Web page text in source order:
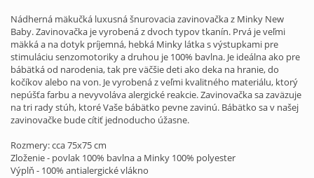
Nádherná mäkučká luxusná šnurovacia zavinovačka z Minky New
Baby. Zavinovačka je vyrobená z dvoch typov tkanín. Prvá je veľmi
mäkká a na dotyk príjemná, hebká Minky látka s výstupkami pre
stimuláciu senzomotoriky a druhou je 100% bavlna. Je ideálna ako pre
bábätká od narodenia, tak pre väčšie deti ako deka na hranie, do
kočíkov alebo na von. Je vyrobená z veľmi kvalitného materiálu, ktorý
nepúšťa farbu a nevyvoláva alergické reakcie. Zavinovačka sa zaväzuje
na tri rady stúh, ktoré Vaše bábätko pevne zavinú. Bábätko sa v našej
zavinovačke bude cítiť jednoducho úžasne.
Rozmery: cca 75x75 cm
Zloženie - povlak 100% bavlna a Minky 100% polyester
Výplň - 100% antialergické vlákno